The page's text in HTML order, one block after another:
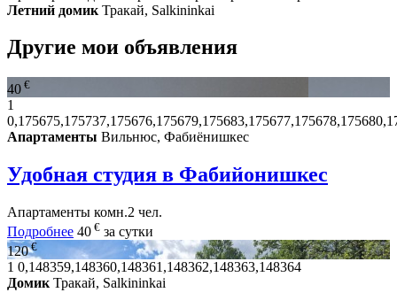
Летний домик Тракай, Salkininkai
Другие мои объявления
40 €
1
Апартаменты Вильнюс, Фабиёнишкес
Удобная студия в Фабийонишкес
Апартаменты комн.2 чел.
Подробнее 40 € за сутки
120€
1 0,148359,148360,148361,148362,148363,148364
Домик Тракай, Salkininkai